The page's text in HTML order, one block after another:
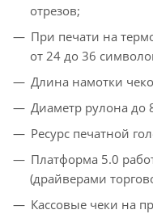
отрезов;
При печати на
от 24 до 36
Длина намотки
Диаметр рулона до
Ресурс печатной
Платформа 5.0
(драйверами
Кассовые чеки на